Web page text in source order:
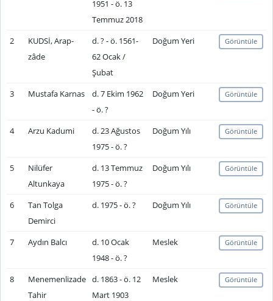
1951 - ö. 13
Temmuz 2018
2
KUDSİ, Arap-
zâde
d. ? - ö. 1561-
62 Ocak /
Şubat
Doğum Yeri Görüntüle
3 Mustafa Karnas
d. 7 Ekim 1962
- ö. ?
Doğum Yeri Görüntüle
4 Arzu Kadumi
d. 23 Ağustos
1975 - ö. ?
Doğum Yılı Görüntüle
5
Nilüfer
Altunkaya
d. 13 Temmuz
1975 - ö. ?
Doğum Yılı Görüntüle
6
Tan Tolga
Demirci
d. 1975 - ö. ? Doğum Yılı Görüntüle
7 Aydın Balcı
d. 10 Ocak
1948 - ö. ?
Meslek Görüntüle
8
Menemenlizade
Tahir
d. 1863 - ö. 12
Mart 1903
Meslek Görüntüle